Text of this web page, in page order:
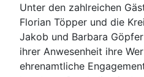
Unter den zahlreichen
Florian Töpper und die
Jakob und Barbara
ihrer Anwesenheit ihre
ehrenamtliche